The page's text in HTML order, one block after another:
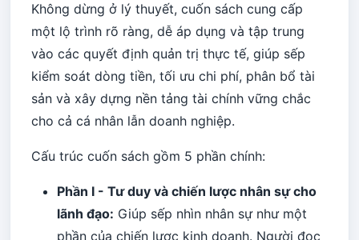
Không dừng ở lý thuyết, cuốn sách cung cấp
một lộ trình rõ ràng, dễ áp dụng và tập trung
vào các quyết định quản trị thực tế, giúp sếp
kiểm soát dòng tiền, tối ưu chi phí, phân bổ tài
sản và xây dựng nền tảng tài chính vững chắc
cho cả cá nhân lẫn doanh nghiệp.
Cấu trúc cuốn sách gồm 5 phần chính:
Phần I - Tư duy và chiến lược nhân sự cho
lãnh đạo: Giúp sếp nhìn nhân sự như một
phần của chiến lược kinh doanh. Người đọc